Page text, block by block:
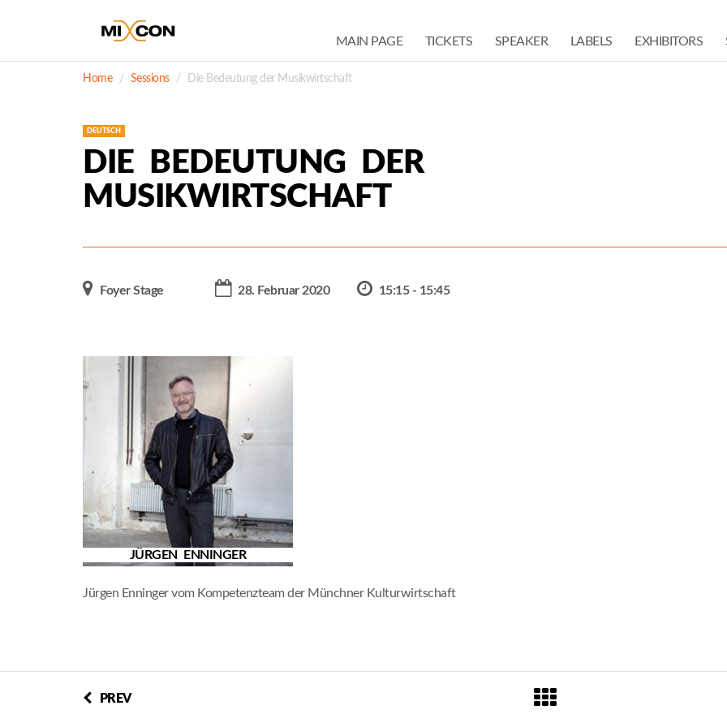
MAIN PAGE TICKETS SPEAKER LABELS EXHIBITORS
Home Sessions Die Bedeutung der Musikwirtschaft
DEUTSCH
DIE BEDEUTUNG DER
MUSIKWIRTSCHAFT
Foyer Stage 28. Februar 2020 15:15 - 15:45
JÜRGEN ENNINGER
Jürgen Enninger vom Kompetenzteam der Münchner Kulturwirtschaft
PREV